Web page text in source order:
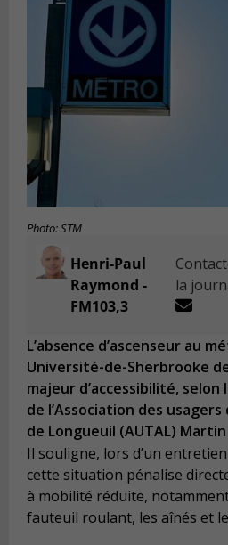
Photo: STM
Henri-Paul
Raymond -
FM103,3
la
L’absence d’ascenseur au
Université-de-Sherbrooke
majeur d’accessibilité,
de l’Association des
de Longueuil (AUTAL)
Il souligne, lors d’un
cette situation pénalise
à mobilité réduite,
fauteuil roulant, les aînés et